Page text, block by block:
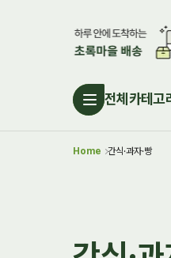
전체카테고
Home 간식·과자·빵